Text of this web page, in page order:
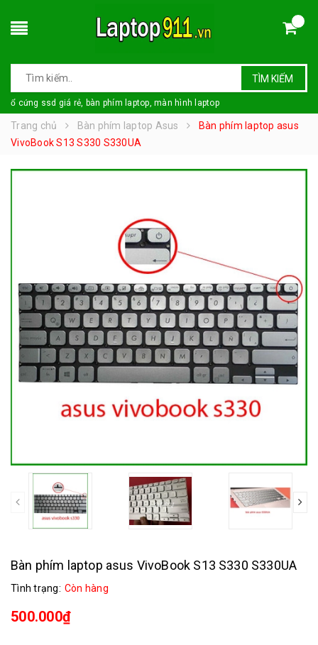
TÌM KIẾM
ổ cứng ssd giá rẻ, bàn phím laptop, màn hình laptop
Trang chủ Bàn phím laptop Asus
Bàn phím laptop asus
VivoBook S13 S330 S330UA
prev
Bàn phím laptop asus VivoBook S13 S330 S330UA
Tình trạng: Còn hàng
500.000₫